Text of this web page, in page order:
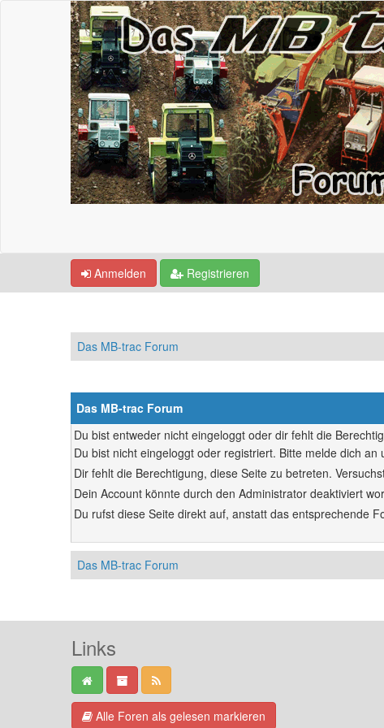
Anmelden Registrieren
Das MB-trac Forum
Das MB-trac Forum
Du bist entweder nicht eingeloggt oder dir fehlt die
Du bist nicht eingeloggt oder registriert. Bitte melde dich
Dir fehlt die Berechtigung, diese Seite zu betreten.
Dein Account könnte durch den Administrator deaktiviert
Du rufst diese Seite direkt auf, anstatt das entsprechende
Das MB-trac Forum
Links
Alle Foren als gelesen markieren